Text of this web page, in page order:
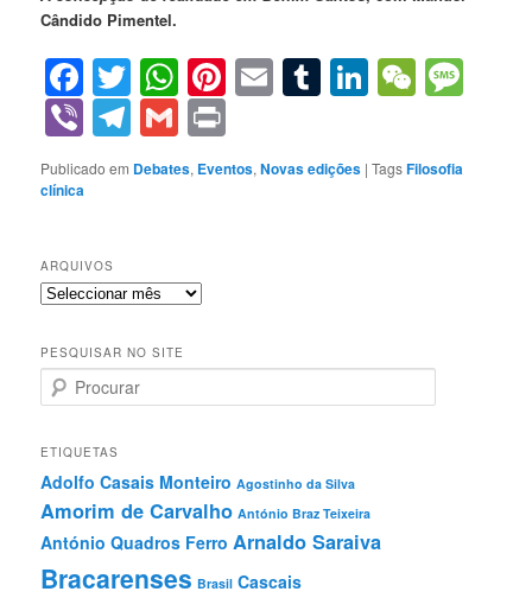
Cândido Pimentel.
Facebook
Twitter
WhatsApp
Pinterest
EmailTumblr
LinkedIn
ViberTelegram
Gmail
Publicado em Debates, Eventos,Novas edições |TagsFilosofia
clínica
ARQUIVOS
Arquivos
PESQUISAR NO SITE
r
c
r
a
r
ETIQUETAS
Adolfo Casais Monteiro Agostinho da Silva
Amorim de Carvalho António Braz Teixeira
António Quadros Ferro Arnaldo Saraiva
Bracarenses Brasil Cascais